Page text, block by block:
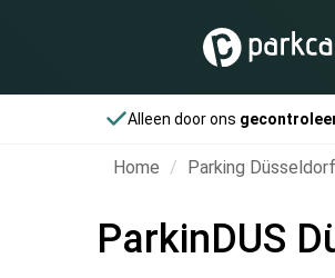
Alleen door ons
Home Parking
ParkinDUS